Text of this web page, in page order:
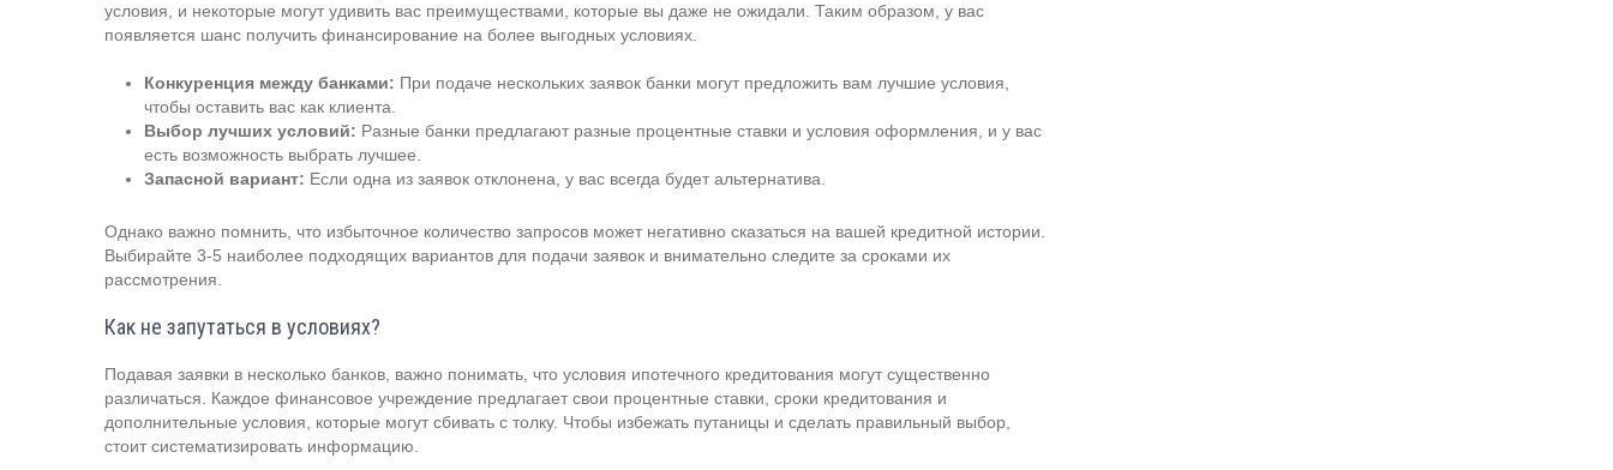
условия, и некоторые могут удивить вас преимуществами, которые вы даже не ожидали. Таким образом, у вас
появляется шанс получить финансирование на более выгодных условиях.
Конкуренция между банками: При подаче нескольких заявок банки могут предложить вам лучшие условия,
чтобы оставить вас как клиента.
Выбор лучших условий: Разные банки предлагают разные процентные ставки и условия оформления, и у вас
есть возможность выбрать лучшее.
Запасной вариант: Если одна из заявок отклонена, у вас всегда будет альтернатива.
Однако важно помнить, что избыточное количество запросов может негативно сказаться на вашей кредитной истории.
Выбирайте 3-5 наиболее подходящих вариантов для подачи заявок и внимательно следите за сроками их
рассмотрения.
Как не запутаться в условиях?
Подавая заявки в несколько банков, важно понимать, что условия ипотечного кредитования могут существенно
различаться. Каждое финансовое учреждение предлагает свои процентные ставки, сроки кредитования и
дополнительные условия, которые могут сбивать с толку. Чтобы избежать путаницы и сделать правильный выбор,
стоит систематизировать информацию.